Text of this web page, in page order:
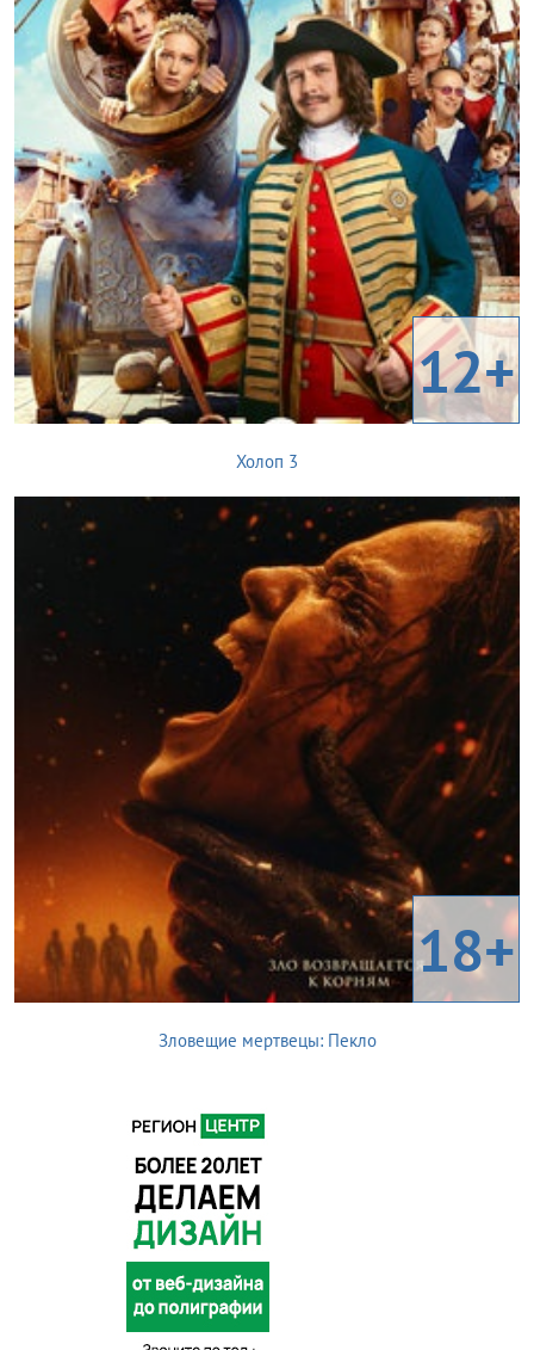
12+
Холоп 3
18+
Зловещие мертвецы: Пекло